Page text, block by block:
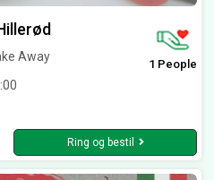
Away
1 People
Ring og bestil